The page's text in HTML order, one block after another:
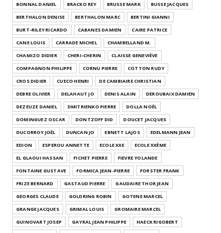
BONNAL DANIEL
BRACKO REY BRUSSE MARK
BUSSE JACQUES
BERTHALON DENISE
BERTHALON MARC
BERTINI GIANNI
BURT-RILEY RICARDO
CABANES DAMIEN
CAIRE PATRICE
CANE LOUIS
CARRADE MICHEL
CHAMBELLAND M.
CHAMIZO DIDIER
CHERI-CHERIN
CLAISSE GENEVIÈVE
COMPAGNON PHILIPPE
CORNU PIERRE
COTTON RUDY
CROS DIDIER
CUECO HENRI
DE CAMBIAIRE CHRISTIAN
DEBRE OLIVIER
DELAHAUT JO DENIS ALAIN
DEROUBAIX DAMIEN
DEZEUZE DANIEL
DMITRIENKO PIERRE
DOLLA NOËL
DOMINGUEZ OSCAR
DONTZOFF DID
DOUCET JACQUES
DUCORROY JOËL
DUNCAN JO EBNETT LAJOS
EDELMANN JEAN
EDION
ESPEROU ANNETTE ECOLE XXE
ECOLE XXÈME
EL GLAOUI HASSAN
FICHET PIERRE
FIEVRE YOLANDE
FONTAINE GUSTAVE
FORMICA JEAN-PIERRE
FORSTER FRANK
FRIZE BERNARD
GASTAUD PIERRE
GAUDAIRE THOR JEAN
GEORGES CLAUDE
GOLDRING ROBIN
GOTENE MARCEL
GRANGE JACQUES
GRIMAL LOUIS
GROMAIRE MARCEL
GUINOVART JOSEP
GAYRAL JEAN PHILIPPE
HAECK RIGOBERT